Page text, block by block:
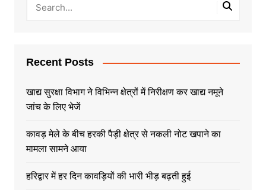
Recent Posts
खाद्य सुरक्षा विभाग ने विभिन्न क्षेत्रों में निरीक्षण कर खाद्य नमूने
जांच के लिए भेजें
कावड़ मेले के बीच हरकी पैड़ी क्षेत्र से नकली नोट खपाने का
मामला सामने आया
हरिद्वार में हर दिन कावड़ियों की भारी भीड़ बढ़ती हुई